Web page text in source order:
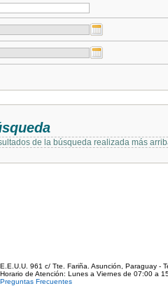
de la búsqueda realizada más
E.E.U.U. 961 c/ Tte. Fariña. Asunción, Paraguay -
Horario de Atención: Lunes a Viernes de 07:00 a
Preguntas Frecuentes